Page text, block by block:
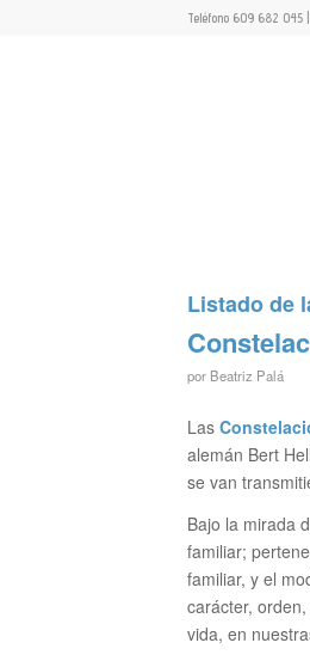
Teléfono 609 682 045
Listado de
por Beatriz Palá
Las
alemán Bert
se van
Bajo la mirada
familiar;
familiar, y el
carácter,
vida, en